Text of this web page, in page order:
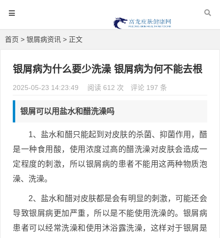
首页 > 银屑病资讯 > 正文
银屑病为什么要少洗澡 银屑病为何不能去根
2025-05-23 14:23:49 阅读 612 次 评论 197 条
银屑可以用盐水和醋洗澡吗
1、盐水和醋只能起到对皮肤的杀菌、抑菌作用，醋
是一种食用酸，使用浓度过高的醋洗澡对皮肤会造成一
定程度的刺激，所以银屑病的患者不能用这两种物质泡
澡、洗澡。
2、盐水和醋对皮肤都是会有明显的刺激，可能还会
导致银屑病更加严重，所以是不能使用洗澡的。银屑病
患者可以经常洗澡和使用沐浴露洗澡，这样对于银屑是